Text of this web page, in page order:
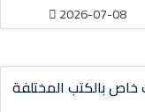
2026-07-08
بالكتب المختلفة